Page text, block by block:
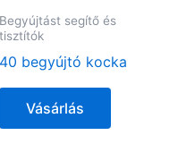
Begyújtást segítő és
tisztítók
40 begyújtó kocka
Vásárlás